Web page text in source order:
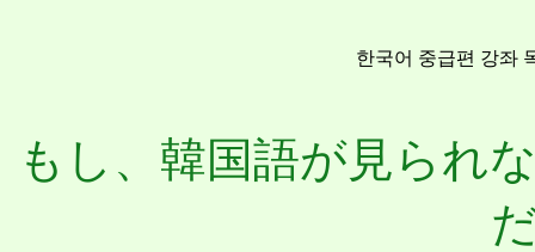
한국어 중급편 강좌
もし、韓国語が見られ